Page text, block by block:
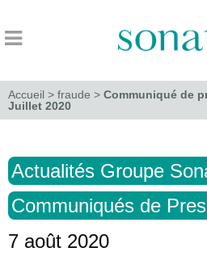
Accueil > fraude > Communiqué de
Juillet 2020
Actualités Groupe
Communiqués de
7 août 2020